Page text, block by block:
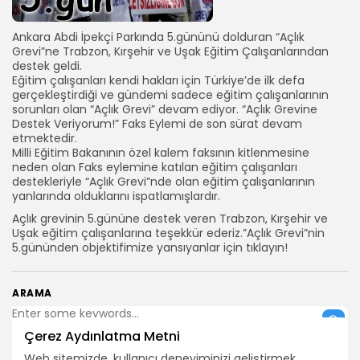
Çerez Aydınlatma Metni
ARAMA
BIZI TAKIP EDIN
Ankara Abdi İpekçi Parkında 5.gününü dolduran “Açlık
Grevi”ne Trabzon, Kırşehir ve Uşak Eğitim Çalışanlarından
destek geldi.
Eğitim çalışanları kendi hakları için Türkiye’de ilk defa
gerçekleştirdiği ve gündemi sadece eğitim çalışanlarının
sorunları olan “Açlık Grevi” devam ediyor. “Açlık Grevine
Destek Veriyorum!” Faks Eylemi de son sürat devam
etmektedir.
Milli Eğitim Bakanının özel kalem faksının kitlenmesine
neden olan Faks eylemine katılan eğitim çalışanları
destekleriyle “Açlık Grevi”nde olan eğitim çalışanlarının
yanlarında olduklarını ispatlamışlardır.
Açlık grevinin 5.gününe destek veren Trabzon, Kırşehir ve
Uşak eğitim çalışanlarına teşekkür ederiz.”Açlık Grevi”nin
5.gününden objektifimize yansıyanlar için tıklayın!